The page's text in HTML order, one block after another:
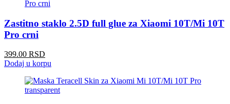
Zastitno staklo 2.5D full glue za Xiaomi 10T/Mi 10T
Pro crni
399.00 RSD
Dodaj u korpu